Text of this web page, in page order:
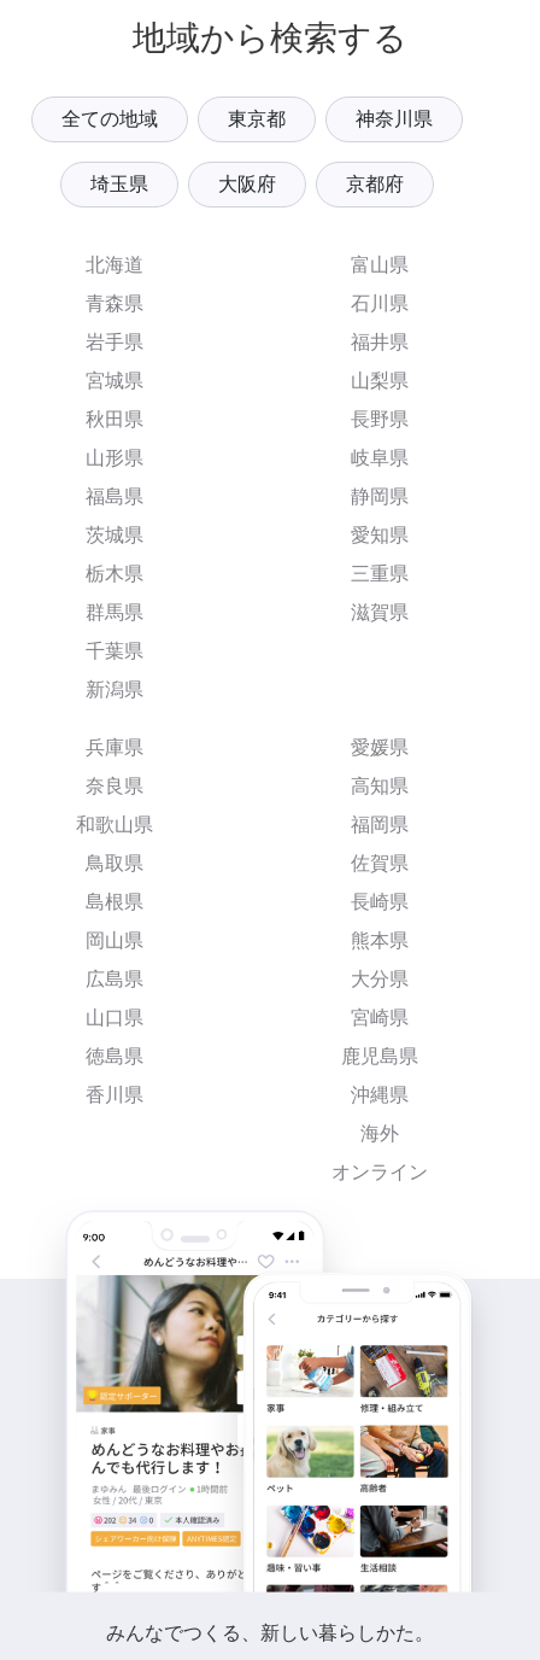
地域から検索する
全ての地域 東京都 神奈川県
埼玉県 大阪府 京都府
北海道
青森県
岩手県
宮城県
秋田県
山形県
福島県
茨城県
栃木県
群馬県
千葉県
新潟県
富山県
石川県
福井県
山梨県
長野県
岐阜県
静岡県
愛知県
三重県
滋賀県
兵庫県
奈良県
和歌山県
鳥取県
島根県
岡山県
広島県
山口県
徳島県
香川県
愛媛県
高知県
福岡県
佐賀県
長崎県
熊本県
大分県
宮崎県
鹿児島県
沖縄県
海外
オンライン
みんなでつくる、新しい暮らしかた。